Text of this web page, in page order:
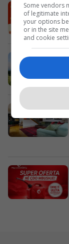
Some vendors
of legitimate
your options
or in the site
and cookie